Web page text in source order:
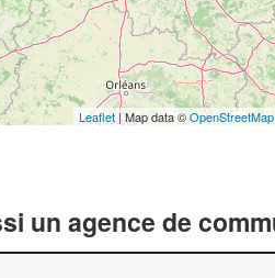
Leaflet | Map data ©
un agence de